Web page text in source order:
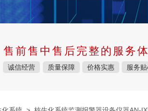
售前售中售后完整的服务
诚信经营 质量保障 价格实惠 服务